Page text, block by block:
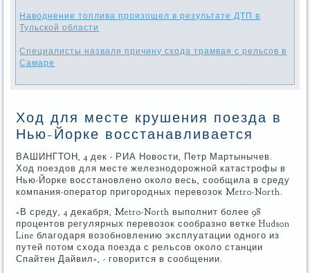
Наводнение топлива произошел в результате ДТП в
Тульской области
Специалисты назвали причину схода трамвая с рельсов в
Самаре
Ход для месте крушения поезда в
Нью-Йорке восстанавливается
ВАШИНГТОН, 4 дек - РИА Новости, Петр Мартынычев.
Ход поездов для месте железнодорожной катастрофы в
Нью-Йорке восстановлено около весь, сообщила в среду
компания-оператор пригородных перевозок Metro-North.
«В среду, 4 декабря, Metro-North выполнит более 98
процентов регулярных перевозок сообразно ветке Hudson
Line благодаря возобновлению эксплуатации одного из
путей потом схода поезда с рельсов около станции
Спайтен Дайвил», - говорится в сообщении.